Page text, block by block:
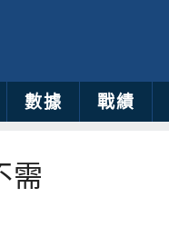
數據 戰績
需